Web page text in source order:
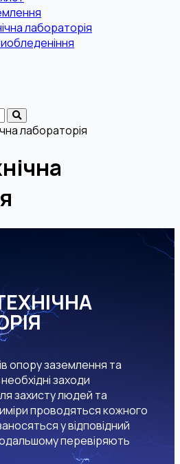
лабораторія
лабораторія
опору заземлення та
заходи
захисту людей та
проводяться кожного
у відповідний
перевіряють